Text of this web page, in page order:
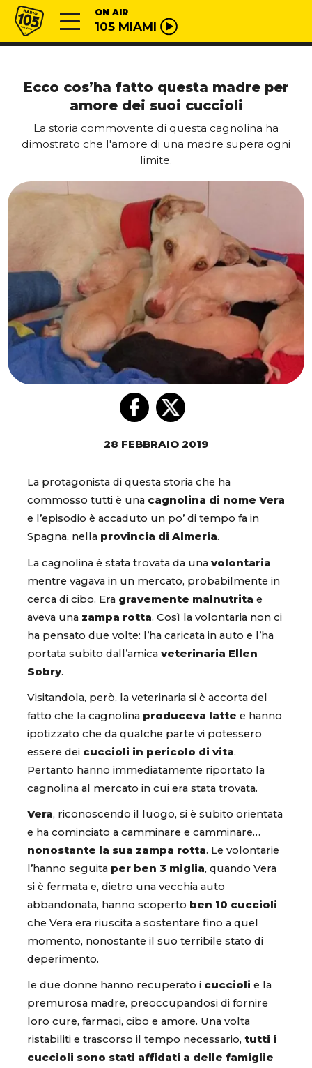
Vai al contenuto
Radio 105 ON AIR
105 MIAMI
Ecco cos’ha fatto questa madre per
amore dei suoi cuccioli
La storia commovente di questa cagnolina ha
dimostrato che l'amore di una madre supera ogni
limite.
28 FEBBRAIO 2019
La protagonista di questa storia che ha
commosso tutti è una cagnolina di nome Vera
e l’episodio è accaduto un po’ di tempo fa in
Spagna, nella provincia di Almeria.
La cagnolina è stata trovata da una volontaria
mentre vagava in un mercato, probabilmente in
cerca di cibo. Era gravemente malnutrita e
aveva una zampa rotta. Così la volontaria non ci
ha pensato due volte: l’ha caricata in auto e l’ha
portata subito dall’amica veterinaria Ellen
Sobry.
Visitandola, però, la veterinaria si è accorta del
fatto che la cagnolina produceva latte e hanno
ipotizzato che da qualche parte vi potessero
essere dei cuccioli in pericolo di vita.
Pertanto hanno immediatamente riportato la
cagnolina al mercato in cui era stata trovata.
Vera, riconoscendo il luogo, si è subito orientata
e ha cominciato a camminare e camminare…
nonostante la sua zampa rotta. Le volontarie
l’hanno seguita per ben 3 miglia, quando Vera
si è fermata e, dietro una vecchia auto
abbandonata, hanno scoperto ben 10 cuccioli
che Vera era riuscita a sostentare fino a quel
momento, nonostante il suo terribile stato di
deperimento.
le due donne hanno recuperato i cuccioli e la
premurosa madre, preoccupandosi di fornire
loro cure, farmaci, cibo e amore. Una volta
ristabiliti e trascorso il tempo necessario, tutti i
cuccioli sono stati affidati a delle famiglie